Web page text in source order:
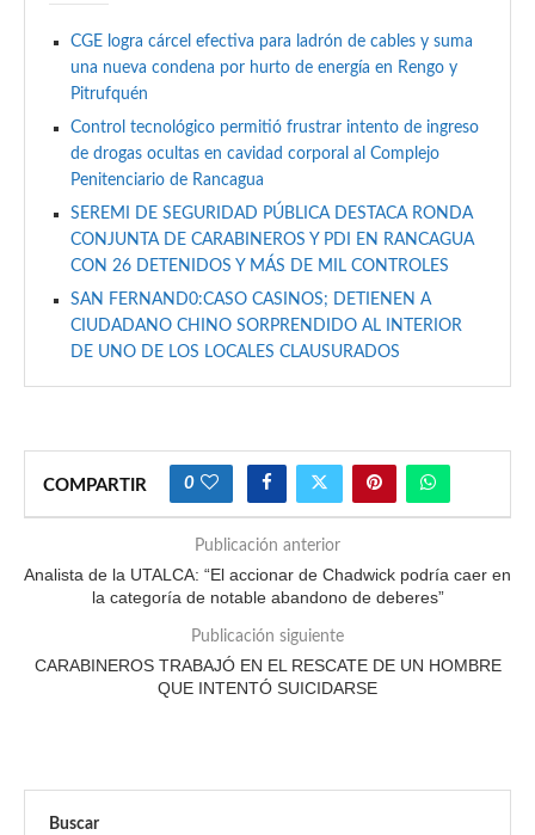
CGE logra cárcel efectiva para ladrón de cables y suma
una nueva condena por hurto de energía en Rengo y
Pitrufquén
Control tecnológico permitió frustrar intento de ingreso
de drogas ocultas en cavidad corporal al Complejo
Penitenciario de Rancagua
SEREMI DE SEGURIDAD PÚBLICA DESTACA RONDA
CONJUNTA DE CARABINEROS Y PDI EN RANCAGUA
CON 26 DETENIDOS Y MÁS DE MIL CONTROLES
SAN FERNAND0:CASO CASINOS; DETIENEN A
CIUDADANO CHINO SORPRENDIDO AL INTERIOR
DE UNO DE LOS LOCALES CLAUSURADOS
COMPARTIR 0
Publicación anterior
Analista de la UTALCA: “El accionar de Chadwick podría caer en
la categoría de notable abandono de deberes”
Publicación siguiente
CARABINEROS TRABAJÓ EN EL RESCATE DE UN HOMBRE
QUE INTENTÓ SUICIDARSE
Buscar